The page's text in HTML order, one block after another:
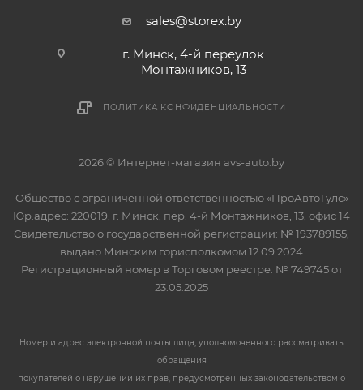
sales@storex.by
г. Минск, 4-й переулок
Монтажников, 13
ПОЛИТИКА КОНФИДЕНЦИАЛЬНОСТИ
2026 © Интернет-магазин avs-auto.by
Общество с ограниченной ответственностью «ПроАвтоТулс»
Юр.адрес: 220019, г. Минск, пер. 4-й Монтажников, 13, офис 14
Свидетельство о государственной регистрации: № 193789155,
выдано Минским горисполкомом 12.09.2024
Регистрационный номер в Торговом реестре: № 749745 от
23.05.2025
Номер и адрес электронной почты лица, уполномоченного рассматривать
обращения
покупателей о нарушении их прав, предусмотренных законодательством о